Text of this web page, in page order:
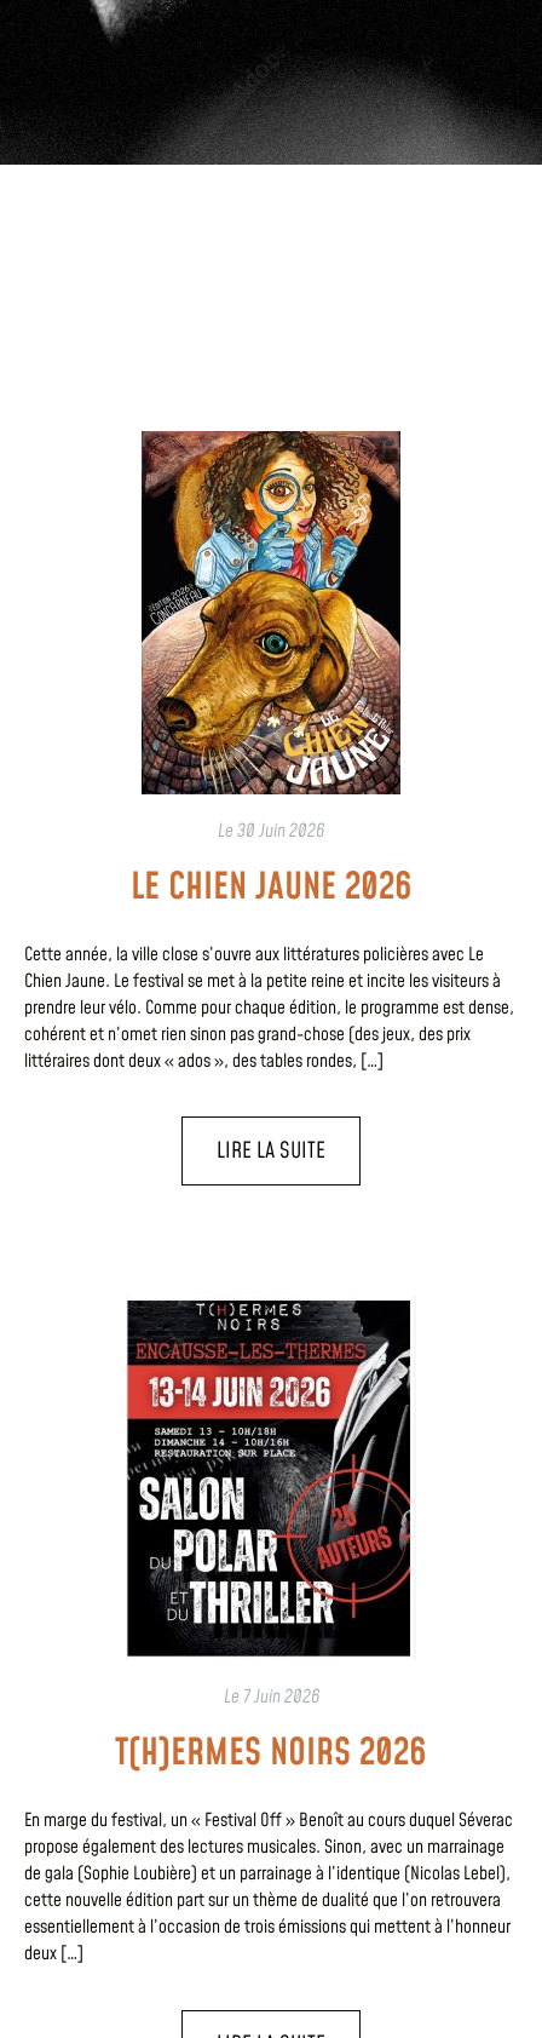
Le30 Juin 2026
LE CHIEN JAUNE 2026
Cette année, la ville close s’ouvre aux littératures policières avec Le
Chien Jaune. Le festival se met à la petite reine et incite les visiteurs à
prendre leur vélo. Comme pour chaque édition, le programme est dense,
cohérent et n’omet rien sinon pas grand-chose (des jeux, des prix
littéraires dont deux « ados », des tables rondes, […]
LIRE LA SUITE
Le 7 Juin 2026
T(H)ERMES NOIRS 2026
En marge du festival, un « Festival Off » Benoît au cours duquel Séverac
propose également des lectures musicales. Sinon, avec un marrainage
de gala (Sophie Loubière) et un parrainage à l’identique (Nicolas Lebel),
cette nouvelle édition part sur un thème de dualité que l’on retrouvera
essentiellement à l’occasion de trois émissions qui mettent à l’honneur
deux […]